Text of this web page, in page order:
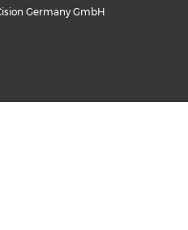
Germany GmbH